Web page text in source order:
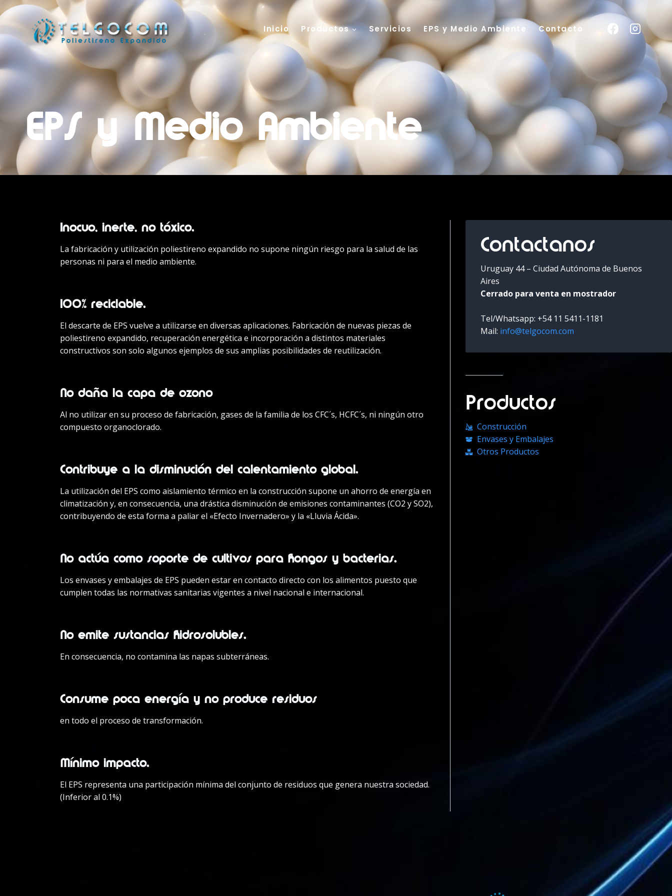
Inicio Productos Servicios EPS y Medio Ambiente Contacto
EPS y Medio Ambiente
Inocuo, inerte, no tóxico.
La fabricación y utilización poliestireno expandido no supone ningún riesgo para la salud de las
personas ni para el medio ambiente.
100% reciclable.
El descarte de EPS vuelve a utilizarse en diversas aplicaciones. Fabricación de nuevas piezas de
poliestireno expandido, recuperación energética e incorporación a distintos materiales
constructivos son solo algunos ejemplos de sus amplias posibilidades de reutilización.
No daña la capa de ozono
Al no utilizar en su proceso de fabricación, gases de la familia de los CFC´s, HCFC´s, ni ningún otro
compuesto organoclorado.
Contribuye a la disminución del calentamiento global.
La utilización del EPS como aislamiento térmico en la construcción supone un ahorro de energía en
climatización y, en consecuencia, una drástica disminución de emisiones contaminantes (CO2 y SO2),
contribuyendo de esta forma a paliar el «Efecto Invernadero» y la «Lluvia Ácida».
No actúa como soporte de cultivos para hongos y bacterias.
Los envases y embalajes de EPS pueden estar en contacto directo con los alimentos puesto que
cumplen todas las normativas sanitarias vigentes a nivel nacional e internacional.
No emite sustancias hidrosolubles.
En consecuencia, no contamina las napas subterráneas.
Consume poca energía y no produce residuos
en todo el proceso de transformación.
Mínimo impacto.
El EPS representa una participación mínima del conjunto de residuos que genera nuestra sociedad.
(Inferior al 0.1%)
Contactanos
Uruguay 44 – Ciudad Autónoma de Buenos
Aires
Cerrado para venta en mostrador
Tel/Whatsapp: +54 11 5411-1181
Mail: info@telgocom.com
Productos
Construcción
Envases y Embalajes
Otros Productos